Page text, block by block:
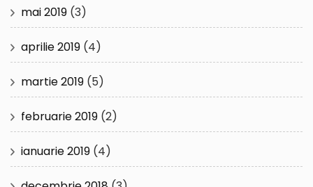
mai 2019 (3)
aprilie 2019 (4)
martie 2019 (5)
februarie 2019 (2)
ianuarie 2019 (4)